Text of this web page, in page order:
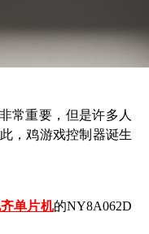
重要，但是许多人
，鸡游戏控制器诞生
单片机的NY8A062D